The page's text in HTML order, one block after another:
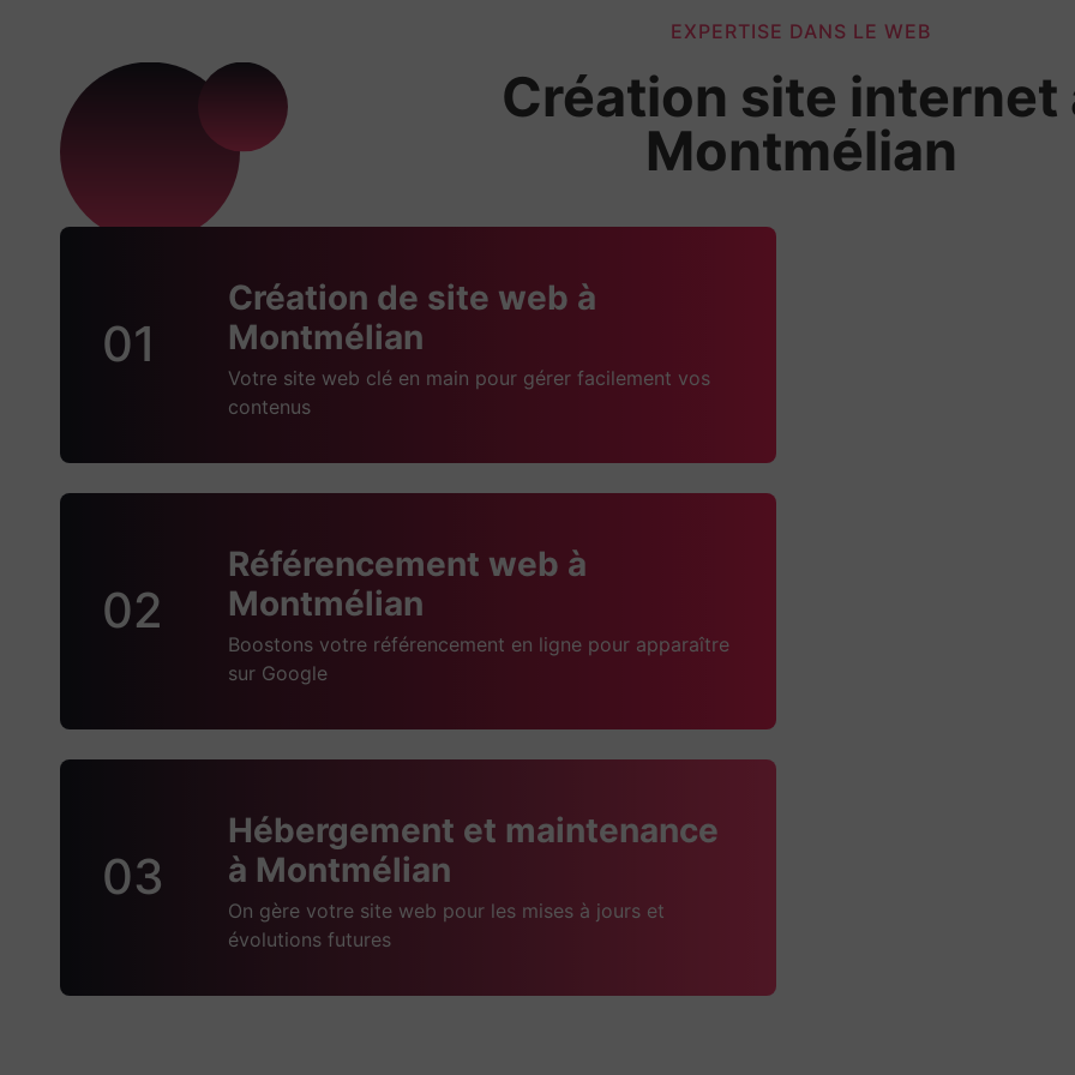
EXPERTISE DANS LE WEB
Création site internet
Montmélian
01
Création de site web à
Montmélian
Votre site web clé en main pour gérer facilement vos
contenus
02
Référencement web à
Montmélian
Boostons votre référencement en ligne pour apparaître
sur Google
03
Hébergement et maintenance
à Montmélian
On gère votre site web pour les mises à jours et
évolutions futures